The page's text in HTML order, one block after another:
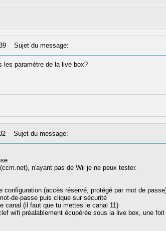
Sujet du message:
les paramétre de la live box?
Sujet du message:
n'ayant pas de Wii je ne peux tester.
configuration (accès réservé, protégé par mot de
de-passe puis clique sur sécurité
canal (il faut que tu mettes le canal 11)
wifi préalablement écupérée sous la live box, une